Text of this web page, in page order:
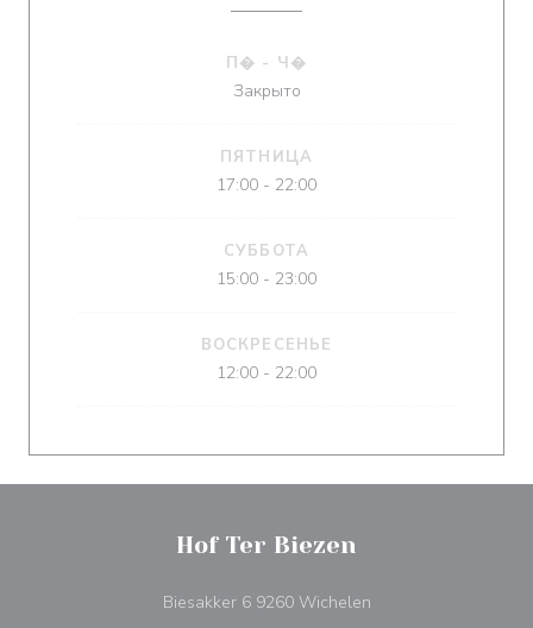
П� - Ч�
Закрыто
ПЯТНИЦА
17:00 - 22:00
СУББОТА
15:00 - 23:00
ВОСКРЕСЕНЬЕ
12:00 - 22:00
Hof Ter Biezen
Biesakker 6 9260 Wichelen((открывается в